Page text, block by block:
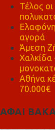
Τέλος
αγορά
Άμεση
Χαλκίδα
Αθήνα
70.000€
ΑΦΑΙ